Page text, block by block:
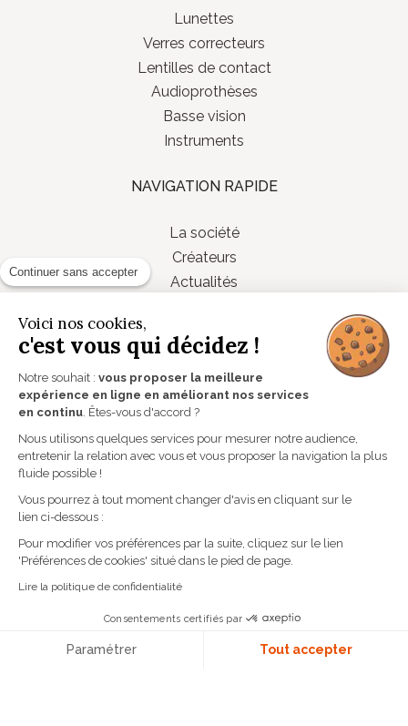
Lunettes
Verres correcteurs
Lentilles de contact
Audioprothèses
Basse vision
Instruments
NAVIGATION RAPIDE
La société
Créateurs
Actualités
MESCHENMOSER
35 - 37 rue du Vieux-Marché-aux-Vins
67000 STRASBOURG
Du mardi au samedi de 10h00 à 19h00
Continuer sans accepter
Voici nos cookies,
c'est vous qui décidez !
Notre souhait : vous proposer la meilleure
expérience en ligne en améliorant nos services
en continu . Êtes-vous d'accord ?
Nous utilisons quelques services pour mesurer notre audience,
entretenir la relation avec vous et vous proposer la navigation la plus
fluide possible !
Vous pourrez à tout moment changer d'avis en cliquant sur le
lien ci-dessous :
Pour modifier vos préférences par la suite, cliquez sur le lien
'Préférences de cookies' situé dans le pied de page.
Lire la politique de confidentialité
Consentements certifiés par
Paramétrer Tout accepter